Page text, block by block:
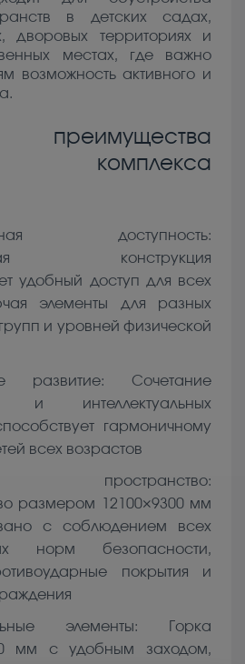
в детских садах,
дворовых территориях и
местах, где важно
возможность активного и
преимущества
комплекса
доступность:
конструкция
удобный доступ для всех
элементы для разных
и уровней физической
развитие: Сочетание
и интеллектуальных
гармоничному
всех возрастов
пространство:
размером 12100×9300 мм
с соблюдением всех
норм безопасности,
покрытия и
элементы: Горка
мм с удобным заходом,